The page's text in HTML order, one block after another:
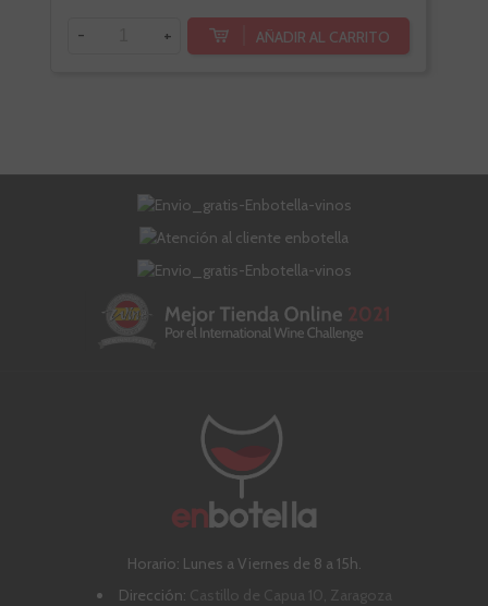
- + AÑADIR AL CARRITO
Horario: Lunes a Viernes de 8 a 15h.
Dirección: Castillo de Capua 10, Zaragoza